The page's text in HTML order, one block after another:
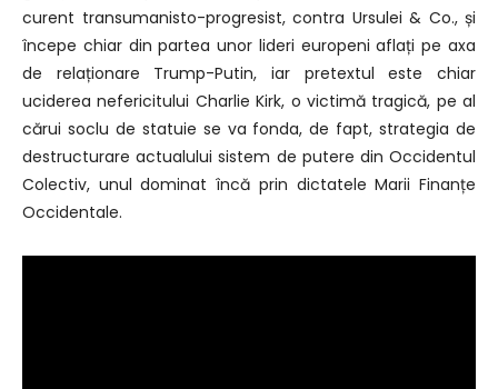
curent transumanisto-progresist, contra Ursulei & Co., și
începe chiar din partea unor lideri europeni aflați pe axa
de relaționare Trump-Putin, iar pretextul este chiar
uciderea nefericitului Charlie Kirk, o victimă tragică, pe al
cărui soclu de statuie se va fonda, de fapt, strategia de
destructurare actualului sistem de putere din Occidentul
Colectiv, unul dominat încă prin dictatele Marii Finanțe
Occidentale.